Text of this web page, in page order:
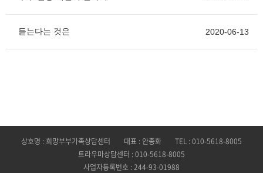
듣는다는 것은 2020-06-13
상호명 : 희망부부가족상담센터 대표 : 안종화
TEL : 010-5618-8005
트라우마상담센터 : 010-5618-8005
사업자등록번호 : 244-93-01988